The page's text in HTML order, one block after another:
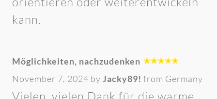
kann.
Möglichkeiten, nachzudenken
November 7, 2024 by Jacky89! from Germany